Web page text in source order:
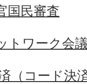
国民審査
トワーク会
（コード決